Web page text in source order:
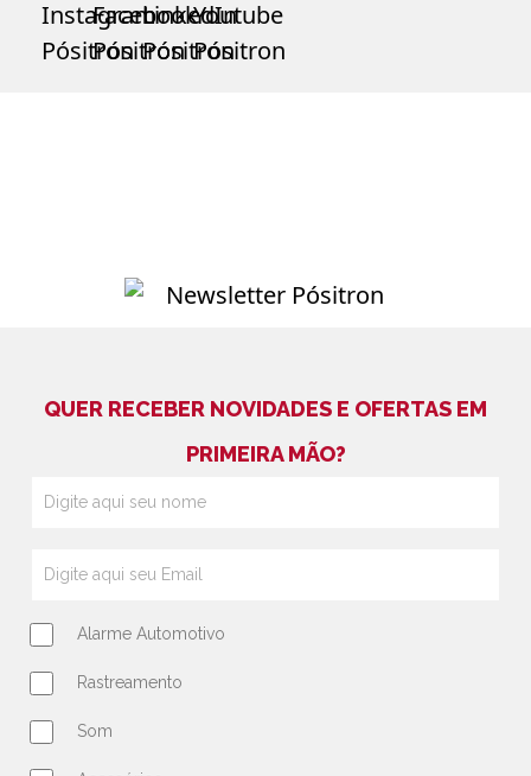
QUER RECEBER NOVIDADES E OFERTAS EM
PRIMEIRA MÃO?
Alarme Automotivo
Rastreamento
Som